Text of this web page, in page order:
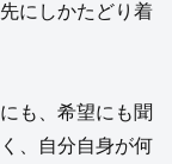
にしかたどり着
も、希望にも聞
、自分自身が何